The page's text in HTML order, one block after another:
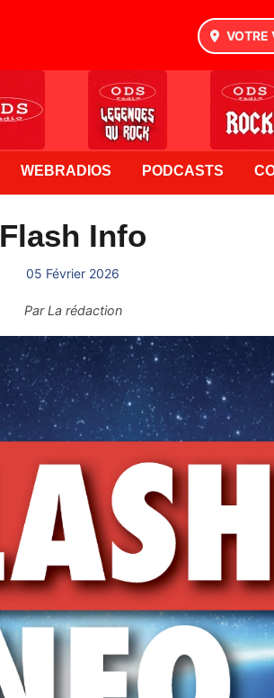
VOTRE
WEBRADIOS PODCASTS
Flash Info
05 Février 2026
ParLa rédaction